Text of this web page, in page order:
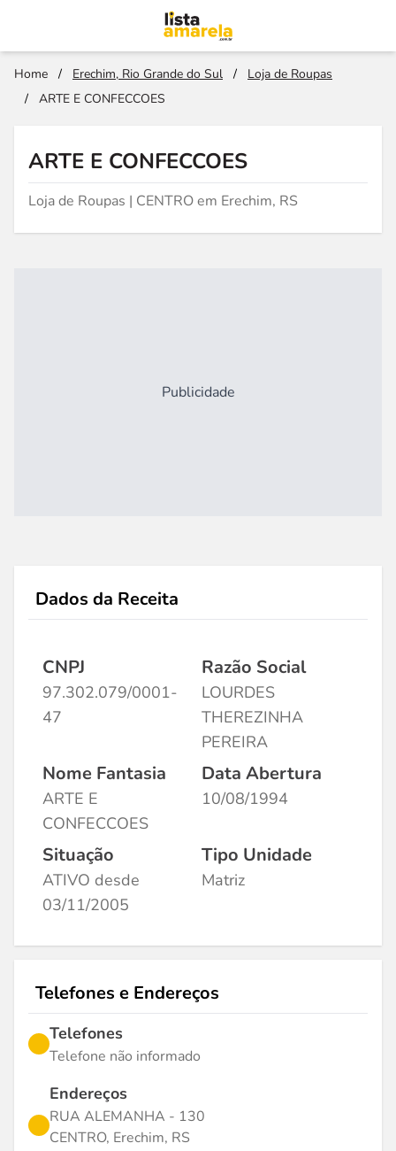
Home / Erechim, Rio Grande do Sul /
Loja de Roupas
/
ARTE E CONFECCOES
ARTE E CONFECCOES
Loja de Roupas | CENTRO em Erechim, RS
Publicidade
Dados da Receita
CNPJ
97.302.079/0001-
47
Razão Social
LOURDES
THEREZINHA
PEREIRA
Nome Fantasia
ARTE E
CONFECCOES
Data Abertura
10/08/1994
Situação
ATIVO desde
03/11/2005
Tipo Unidade
Matriz
Telefones e Endereços
Telefones
Telefone não informado
Endereços
RUA ALEMANHA - 130
CENTRO, Erechim, RS